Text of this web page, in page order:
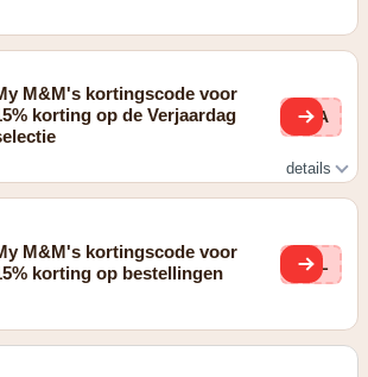
M&M's kortingscode voor
korting op de Verjaardag
ORA
details
M&M's kortingscode voor
korting op bestellingen
YEL